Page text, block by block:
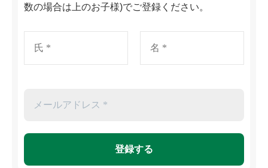
数の場合は上のお子様)でご登録ください。